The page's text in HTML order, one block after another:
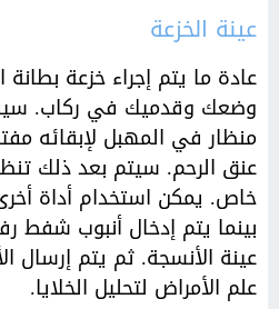
عينة الخزعة
عادة ما يتم إجراء خزعة
وضعك وقدميك في ركاب.
منظار في المهبل لإبقائه
عنق الرحم. سيتم بعد ذلك
خاص. يمكن استخدام أداة
بينما يتم إدخال أنبوب شفط
عينة الأنسجة. ثم يتم إرسال
علم الأمراض لتحليل الخلايا.